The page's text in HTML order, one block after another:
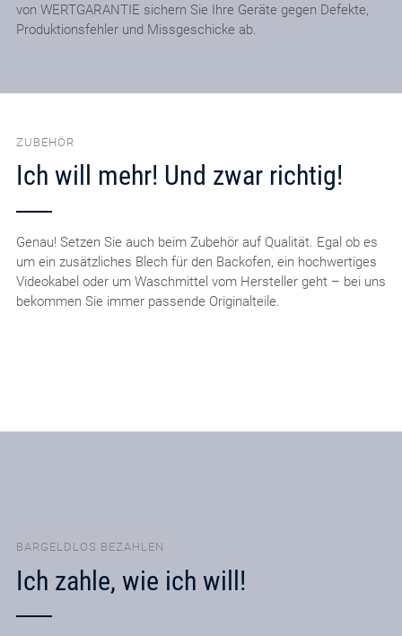
von WERTGARANTIE sichern Sie Ihre Geräte gegen Defekte,
Produktionsfehler und Missgeschicke ab.
ZUBEHÖR
Ich will mehr! Und zwar richtig!
Genau! Setzen Sie auch beim Zubehör auf Qualität. Egal ob es
um ein zusätzliches Blech für den Backofen, ein hochwertiges
Videokabel oder um Waschmittel vom Hersteller geht – bei uns
bekommen Sie immer passende Originalteile.
BARGELDLOS BEZAHLEN
Ich zahle, wie ich will!